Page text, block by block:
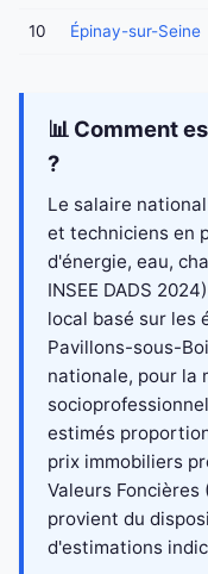
10 Épinay-sur-Seine
📊 Comment
?
Le salaire
et techniciens en
d'énergie, eau,
INSEE DADS
local basé sur les
Pavillons-sous-
nationale, pour la
estimés
prix immobiliers
Valeurs Foncières
provient du
d'estimations